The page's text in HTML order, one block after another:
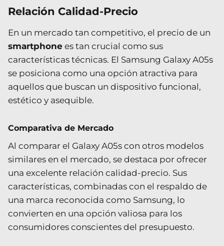
Relación Calidad-Precio
En un mercado tan competitivo, el precio de un
smartphone es tan crucial como sus
características técnicas. El Samsung Galaxy A05s
se posiciona como una opción atractiva para
aquellos que buscan un dispositivo funcional,
estético y asequible.
Comparativa de Mercado
Al comparar el Galaxy A05s con otros modelos
similares en el mercado, se destaca por ofrecer
una excelente relación calidad-precio. Sus
características, combinadas con el respaldo de
una marca reconocida como Samsung, lo
convierten en una opción valiosa para los
consumidores conscientes del presupuesto.